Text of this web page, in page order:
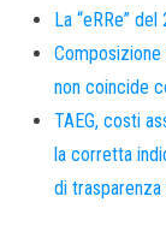
La “eRRe”
non coincide
TAEG, costi
la corretta
di